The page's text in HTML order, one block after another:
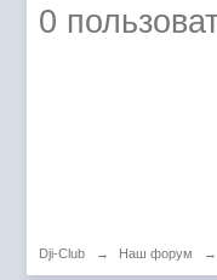
0
Dji-Club → Наш форум →